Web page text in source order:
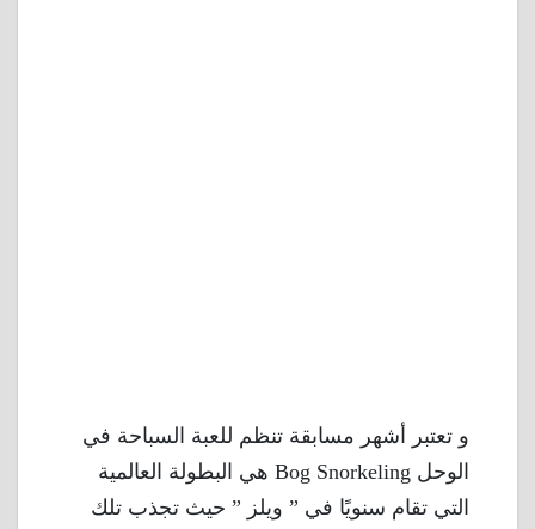
و تعتبر أشهر مسابقة تنظم للعبة السباحة في
الوحل Bog Snorkeling هي البطولة العالمية
التي تقام سنويًا في ” ويلز ” حيث تجذب تلك